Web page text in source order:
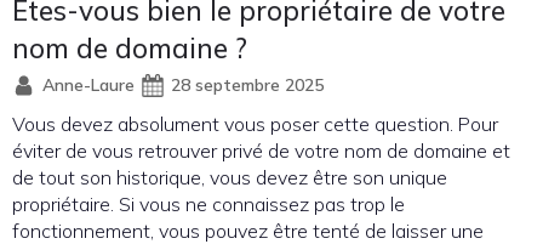
Etes-vous bien le propriétaire de votre
nom de domaine ?
Anne-Laure 28 septembre 2025
Vous devez absolument vous poser cette question. Pour
éviter de vous retrouver privé de votre nom de domaine et
de tout son historique, vous devez être son unique
propriétaire. Si vous ne connaissez pas trop le
fonctionnement, vous pouvez être tenté de laisser une